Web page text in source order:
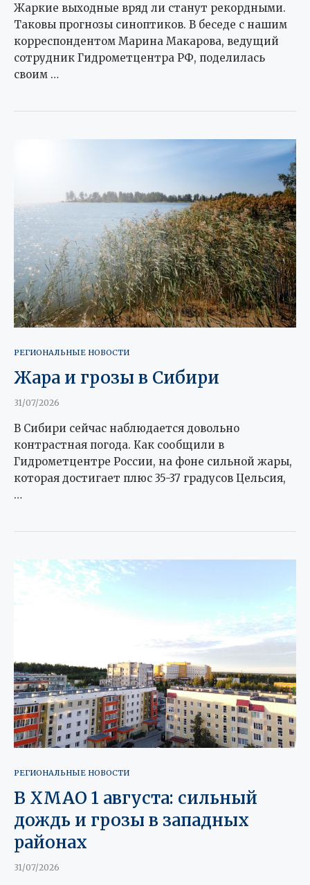
Жаркие выходные вряд ли станут рекордными.
Таковы прогнозы синоптиков. В беседе с нашим
корреспондентом Марина Макарова, ведущий
сотрудник Гидрометцентра РФ, поделилась
своим …
РЕГИОНАЛЬНЫЕ НОВОСТИ
Жара и грозы в Сибири
31/07/2026
В Сибири сейчас наблюдается довольно
контрастная погода. Как сообщили в
Гидрометцентре России, на фоне сильной жары,
которая достигает плюс 35-37 градусов Цельсия,
…
РЕГИОНАЛЬНЫЕ НОВОСТИ
В ХМАО 1 августа: сильный
дождь и грозы в западных
районах
31/07/2026